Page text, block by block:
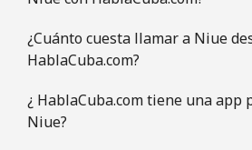
¿Cuánto cuesta llamar a Niue
HablaCuba.com?
¿ HablaCuba.com tiene una app
Niue?